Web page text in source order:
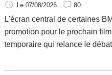
Le 07/08/2026 80
L'écran central de certaines
promotion pour le prochain
temporaire qui relance le